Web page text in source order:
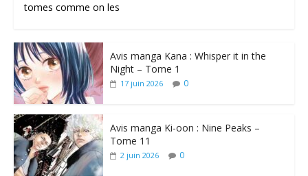
tomes comme on les
Avis manga Kana : Whisper it in the
Night – Tome 1
17 juin 2026 0
Avis manga Ki-oon : Nine Peaks –
Tome 11
2 juin 2026 0